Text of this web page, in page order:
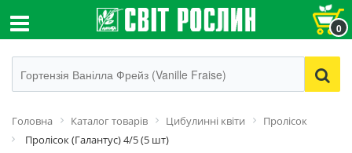
0
Головна Каталог товарів Цибулинні квіти
Пролісок
Пролісок (Галантус) 4/5 (5 шт)